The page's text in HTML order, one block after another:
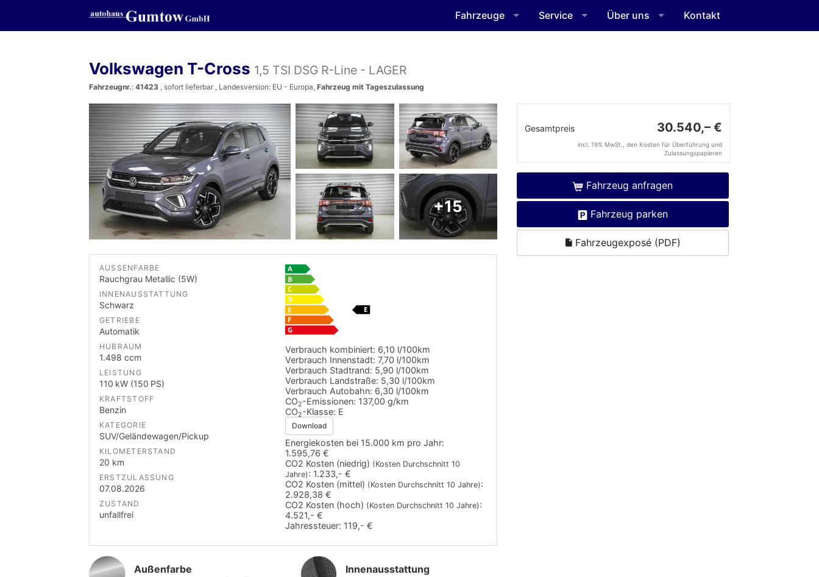
Fahrzeuge Service Über uns Kontakt
Volkswagen T-Cross 1,5 TSI DSG R-Line - LAGER
Fahrzeugnr.: 41423 , sofort lieferbar , Landesversion: EU - Europa, Fahrzeug mit Tageszulassung
Gesamtpreis 30.540,– €
incl. 19% MwSt., den Kosten für Überführung und
Zulassungspapieren
Fahrzeug anfragen
Fahrzeug parken
Fahrzeugexposé (PDF)
+15
AUSSENFARBE
Rauchgrau Metallic (5W)
INNENAUSSTATTUNG
Schwarz
GETRIEBE
Automatik
HUBRAUM
1.498 ccm
LEISTUNG
110 kW (150 PS)
KRAFTSTOFF
Benzin
KATEGORIE
SUV/Geländewagen/Pickup
KILOMETERSTAND
20 km
ERSTZULASSUNG
07.08.2026
ZUSTAND
unfallfrei
Verbrauch kombiniert: 6,10 l/100km
Verbrauch Innenstadt: 7,70 l/100km
Verbrauch Stadtrand: 5,90 l/100km
Verbrauch Landstraße: 5,30 l/100km
Verbrauch Autobahn: 6,30 l/100km
CO2-Emissionen: 137,00 g/km
CO2-Klasse: E
Download
Energiekosten bei 15.000 km pro Jahr:
1.595,76 €
CO2 Kosten (niedrig) (Kosten Durchschnitt 10
Jahre): 1.233,- €
CO2 Kosten (mittel) (Kosten Durchschnitt 10 Jahre):
2.928,38 €
CO2 Kosten (hoch) (Kosten Durchschnitt 10 Jahre):
4.521,- €
Jahressteuer: 119,- €
Außenfarbe
InnenausstattungInnenausstattung